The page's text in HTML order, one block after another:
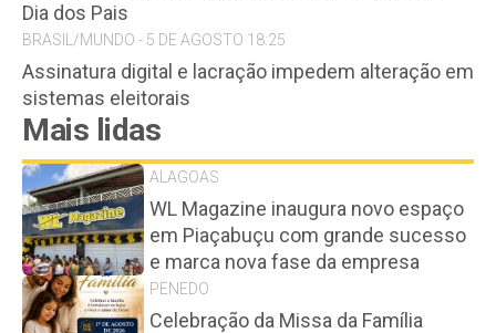
Dia dos Pais
BRASIL/MUNDO - 5 DE AGOSTO 18:25
Assinatura digital e lacração impedem alteração em
sistemas eleitorais
Mais lidas
ALAGOAS
WL Magazine inaugura novo espaço
em Piaçabuçu com grande sucesso
e marca nova fase da empresa
PENEDO
Celebração da Missa da Família